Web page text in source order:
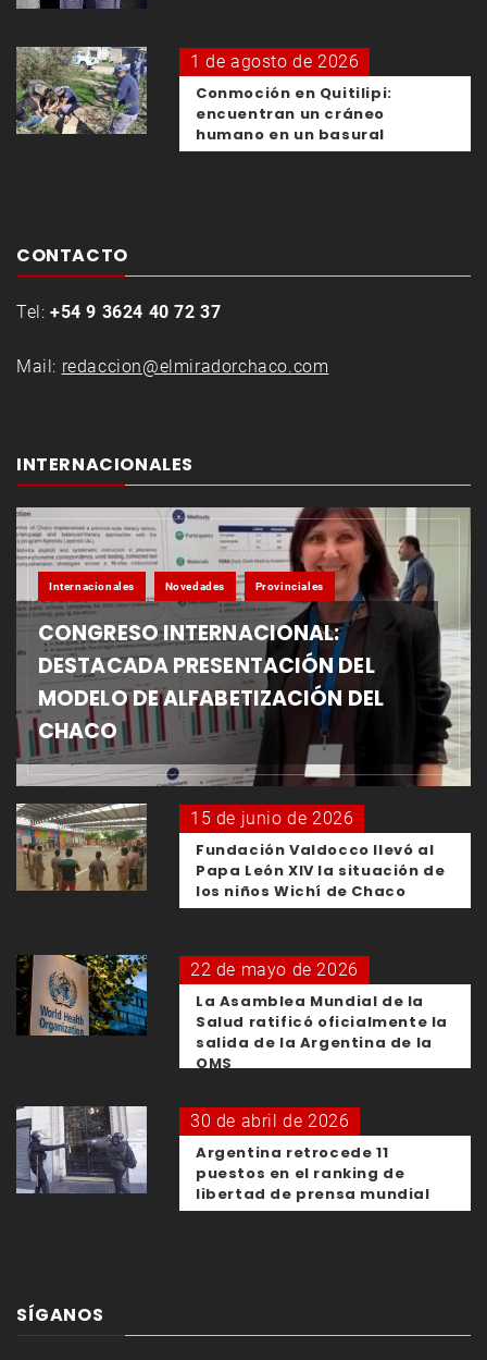
1 de agosto de 2026
Conmoción en Quitilipi:
encuentran un cráneo
humano en un basural
CONTACTO
Tel: +54 9 3624 40 72 37
Mail: redaccion@elmiradorchaco.com
INTERNACIONALES
Internacionales Novedades Provinciales
CONGRESO INTERNACIONAL:
DESTACADA PRESENTACIÓN DEL
MODELO DE ALFABETIZACIÓN DEL
CHACO
15 de junio de 2026
Fundación Valdocco llevó al
Papa León XIV la situación de
los niños Wichí de Chaco
22 de mayo de 2026
La Asamblea Mundial de la
Salud ratificó oficialmente la
salida de la Argentina de la
OMS
30 de abril de 2026
Argentina retrocede 11
puestos en el ranking de
libertad de prensa mundial
SÍGANOS